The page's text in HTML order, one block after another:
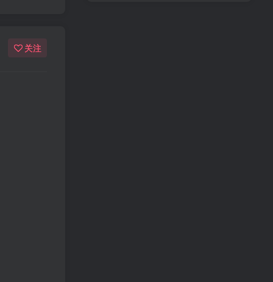
关注